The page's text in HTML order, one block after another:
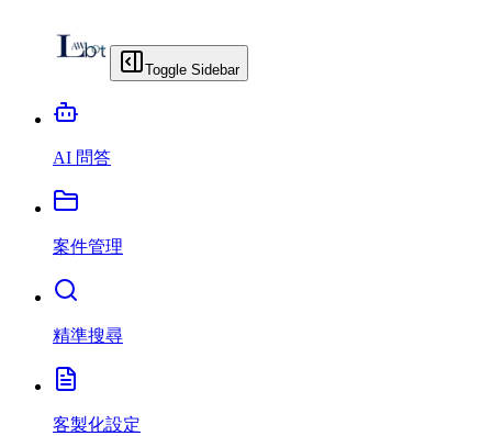
Toggle Sidebar
AI 問答
案件管理
精準搜尋
客製化設定